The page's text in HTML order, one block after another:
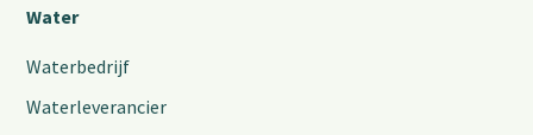
Water
Waterbedrijf
Waterleverancier